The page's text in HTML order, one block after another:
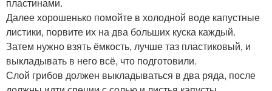
пластинами.
Далее хорошенько помойте в холодной воде капустные
листики, порвите их на два больших куска каждый.
Затем нужно взять ёмкость, лучше таз пластиковый, и
выкладывать в него всё, что подготовили.
Слой грибов должен выкладываться в два ряда, после